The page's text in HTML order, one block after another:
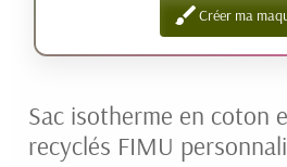
brushCréer ma
Sac isotherme en coton
recyclés FIMU